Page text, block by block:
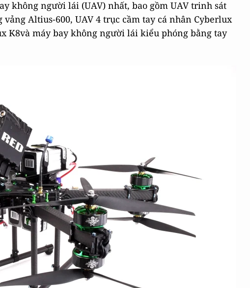
không người lái (UAV) nhất, bao gồm UAV trinh sát
vảng Altius-600, UAV 4 trục cầm tay cá nhân Cyberlux
K8và máy bay không người lái kiểu phóng bằng tay